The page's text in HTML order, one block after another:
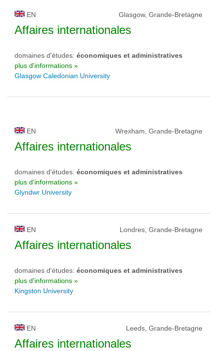
EN Glasgow, Grande-Bretagne
Affaires internationales
domaines d'études: économiques et administratives
plus d'informations »
Glasgow Caledonian University
EN Wrexham, Grande-Bretagne
Affaires internationales
domaines d'études: économiques et administratives
plus d'informations »
Glyndwr University
EN Londres, Grande-Bretagne
Affaires internationales
domaines d'études: économiques et administratives
plus d'informations »
Kingston University
EN Leeds, Grande-Bretagne
Affaires internationales